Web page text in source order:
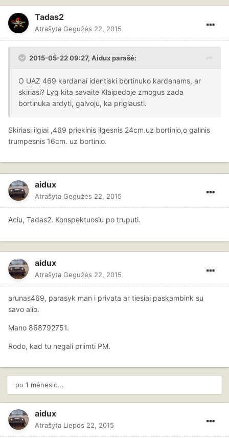
Tadas2
Atrašyta Gegužės 22, 2015
2015-05-22 09:27, Aidux parašė:
O UAZ 469 kardanai identiski bortinuko kardanams, ar
skiriasi? Lyg kita savaite Klaipedoje zmogus zada
bortinuka ardyti, galvoju, ka priglausti.
Skiriasi ilgiai ,469 priekinis ilgesnis 24cm.uz bortinio,o galinis
trumpesnis 16cm. uz bortinio.
aidux
Atrašyta Gegužės 22, 2015
Aciu, Tadas2. Konspektuosiu po truputi.
aidux
Atrašyta Gegužės 22, 2015
arunas469, parasyk man i privata ar tiesiai paskambink su
savo alio.
Mano 868792751.
Rodo, kad tu negali priimti PM.
po 1 mėnesio...
aidux
Atrašyta Liepos 22, 2015